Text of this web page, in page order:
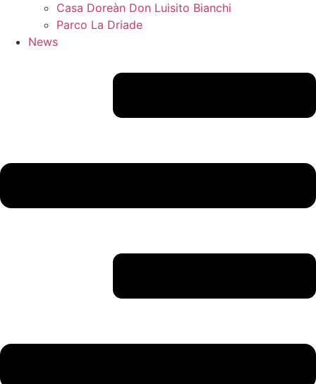
Casa Doreàn Don Luisito Bianchi
Parco La Driade
News